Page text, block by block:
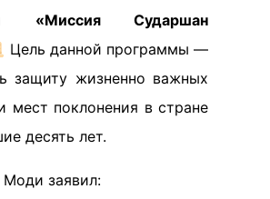
«Миссия Сударшан
Цель данной программы —
защиту жизненно важных
мест поклонения в стране
десять лет.
Моди заявил: